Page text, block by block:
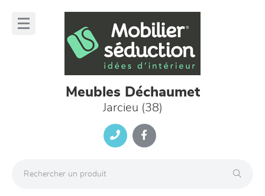
Meubles Déchaumet
Jarcieu (38)